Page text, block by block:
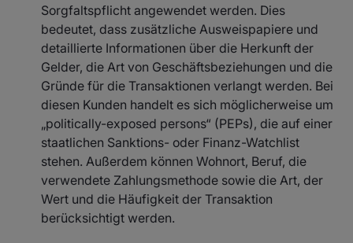
Sorgfaltspflicht angewendet werden. Dies
bedeutet, dass zusätzliche Ausweispapiere und
detaillierte Informationen über die Herkunft der
Gelder, die Art von Geschäftsbeziehungen und die
Gründe für die Transaktionen verlangt werden. Bei
diesen Kunden handelt es sich möglicherweise um
„politically-exposed persons“ (PEPs), die auf einer
staatlichen Sanktions- oder Finanz-Watchlist
stehen. Außerdem können Wohnort, Beruf, die
verwendete Zahlungsmethode sowie die Art, der
Wert und die Häufigkeit der Transaktion
berücksichtigt werden.